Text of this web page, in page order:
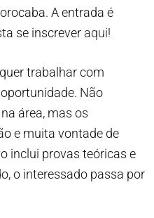
A entrada é
se inscrever aqui!
trabalhar com
Não
área, mas os
e muita vontade de
inclui provas teóricas e
o interessado passa por